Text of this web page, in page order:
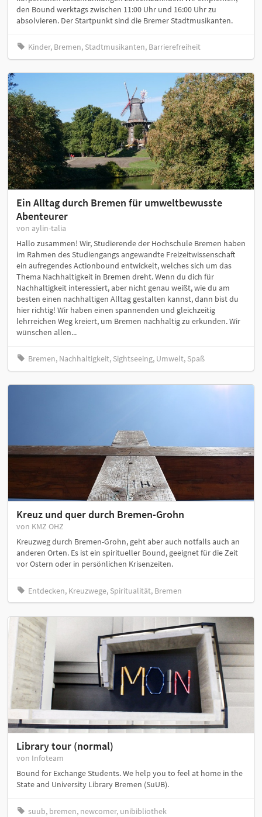
den Bound werktags zwischen 11:00 Uhr und 16:00 Uhr zu
absolvieren. Der Startpunkt sind die Bremer Stadtmusikanten.
Kinder, Bremen, Stadtmusikanten, Barrierefreiheit
Ein Alltag durch Bremen für umweltbewusste
Abenteurer
von aylin-talia
Hallo zusammen! Wir, Studierende der Hochschule Bremen haben
im Rahmen des Studiengangs angewandte Freizeitwissenschaft
ein aufregendes Actionbound entwickelt, welches sich um das
Thema Nachhaltigkeit in Bremen dreht. Wenn du dich für
Nachhaltigkeit interessiert, aber nicht genau weißt, wie du am
besten einen nachhaltigen Alltag gestalten kannst, dann bist du
hier richtig! Wir haben einen spannenden und gleichzeitig
lehrreichen Weg kreiert, um Bremen nachhaltig zu erkunden. Wir
wünschen allen...
Bremen, Nachhaltigkeit, Sightseeing, Umwelt, Spaß
Kreuz und quer durch Bremen-Grohn
von KMZ OHZ
Kreuzweg durch Bremen-Grohn, geht aber auch notfalls auch an
anderen Orten. Es ist ein spiritueller Bound, geeignet für die Zeit
vor Ostern oder in persönlichen Krisenzeiten.
Entdecken, Kreuzwege, Spiritualität, Bremen
Library tour (normal)
von Infoteam
Bound for Exchange Students. We help you to feel at home in the
State and University Library Bremen (SuUB).
suub, bremen, newcomer, unibibliothek